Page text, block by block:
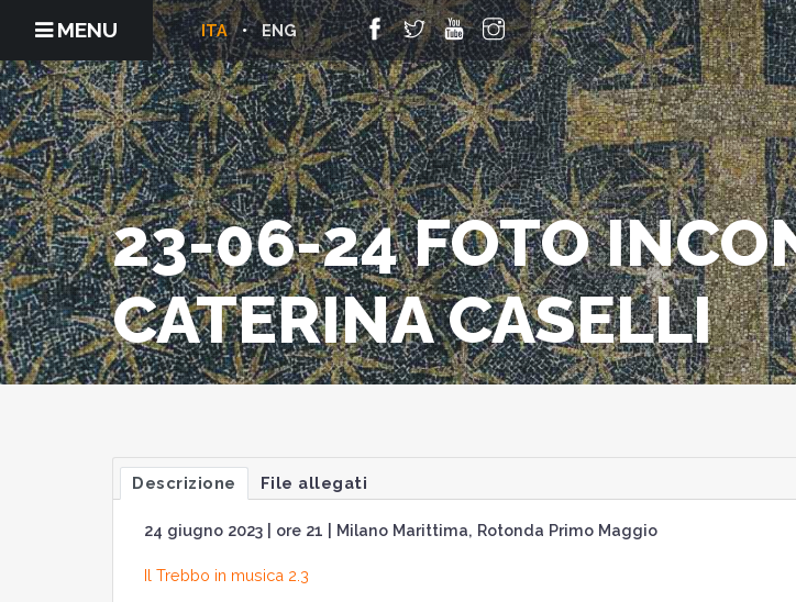
MENU ENG
ITA
23-06-24 FOTO
CATERINA CASELLI
Descrizione File allegati
24 giugno 2023 | ore 21 | Milano Marittima, Rotonda Primo Maggio
Il Trebbo in musica 2.3